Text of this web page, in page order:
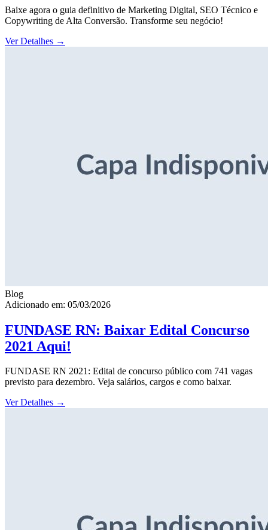
Baixe agora o guia definitivo de Marketing Digital, SEO Técnico e
Copywriting de Alta Conversão. Transforme seu negócio!
Ver Detalhes →
Blog
Adicionado em: 05/03/2026
FUNDASE RN: Baixar Edital Concurso
2021 Aqui!
FUNDASE RN 2021: Edital de concurso público com 741 vagas
previsto para dezembro. Veja salários, cargos e como baixar.
Ver Detalhes →